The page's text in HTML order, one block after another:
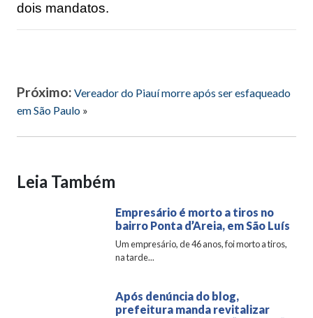
dois mandatos.
Próximo: Vereador do Piauí morre após ser esfaqueado
em São Paulo »
Leia Também
Empresário é morto a tiros no
bairro Ponta d’Areia, em São Luís
Um empresário, de 46 anos, foi morto a tiros,
na tarde...
Após denúncia do blog,
prefeitura manda revitalizar